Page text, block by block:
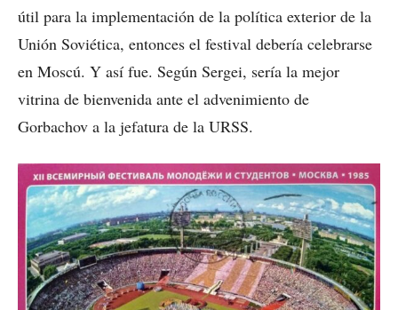
útil para la implementación de la política exterior de la
Unión Soviética, entonces el festival debería celebrarse
en Moscú. Y así fue. Según Sergei, sería la mejor
vitrina de bienvenida ante el advenimiento de
Gorbachov a la jefatura de la URSS.